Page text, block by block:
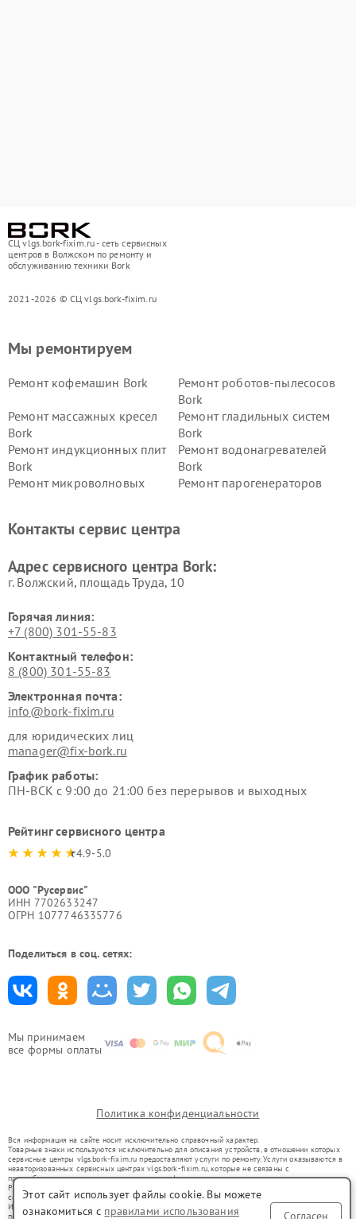
СЦ vlgs.bork-fixim.ru - сеть сервисных
центров в Волжском по ремонту и
обслуживанию техники Bork
2021-2026 © СЦ vlgs.bork-fixim.ru
Мы принимаем
все формы оплаты
Мы ремонтируем
Ремонт кофемашин Bork
Ремонт роботов-пылесосов
Bork
Ремонт массажных кресел
Bork
Ремонт гладильных систем
Bork
Ремонт индукционных плит
Bork
Ремонт водонагревателей
Bork
Ремонт микроволновых
Ремонт парогенераторов
воздуха Bork
Bork
Bork
Контакты сервис центра
Адрес сервисного центра Bork:
г. Волжский, площадь Труда, 10
Горячая линия:
+7 (800) 301-55-83
Контактный телефон:
8 (800) 301-55-83
Электронная почта:
info@bork-fixim.ru
для юридических лиц
manager@fix-bork.ru
График работы:
ПН-ВСК с 9:00 до 21:00 без перерывов и выходных
Рейтинг сервисного центра
4.9-5.0
ООО "Русервис"
ИНН 7702633247
ОГРН 1077746335776
Поделиться в соц. сетях:
Политика конфиденциальности
Вся информация на сайте носит исключительно справочный характер.
Товарные знаки используются исключительно для описания устройств, в отношении которых
сервисные центры vlgs.bork-fixim.ru предоставляют услуги по ремонту. Услуги оказываются в
неавторизованных сервисных центрах vlgs.bork-fixim.ru, которые не связаны с
правообладателями товарных знаков или их официальными представителями.
Ремонт осуществляется для устройств, уже введенных в гражданский оборот в соответствии
со статьей 1487 ГК РФ.
Использование товарных знаков не преследует цели индивидуализации услуг или введения
потребителей в заблуждение, а служит для информирования о предоставляемых услугах по
Этот сайт использует файлы cookie. Вы можете
ознакомиться с правилами использования Согласен